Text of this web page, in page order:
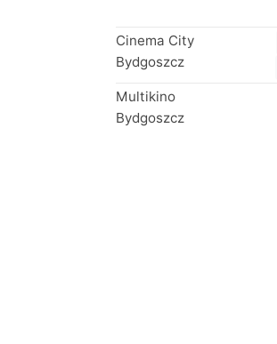
Cinema City
Bydgoszcz
Multikino
Bydgoszcz